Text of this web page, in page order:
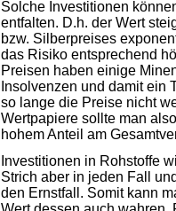
Solche Investitionen
entfalten. D.h. der Wert
bzw. Silberpreises
das Risiko entsprechend
Preisen haben einige
Insolvenzen und damit ein
so lange die Preise nicht
Wertpapiere sollte man
hohem Anteil am
Investitionen in Rohstoffe
Strich aber in jeden Fall
den Ernstfall. Somit kann